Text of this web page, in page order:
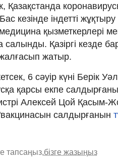
Қазақстанда
кезінде індетті
қызметкерлері
салынды. Қазіргі кезде
жатыр.
6 сәуір күні Берік
қарсы екпе
Алексей Цой Қасым-
салдырғанын
тапсаңыз,бізге жазыңыз